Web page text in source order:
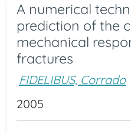
A numerical
prediction of the
mechanical
fractures
FIDELIBUS, Corrado
2005